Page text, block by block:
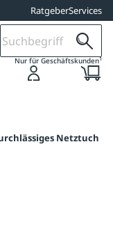
RatgeberServices
Nur für Geschäftskunden1
Netztuch